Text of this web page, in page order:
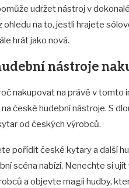
udržet nástroj v
ohledu na to, jestli hrajete
hrát jako nová.
nástroje
nakupovat na právě v tomto
české hudební nástroje. S
od českých výrobců.
pořídit české kytary a další
scéna nabízí. Nenechte si
a objevte magii hudby,